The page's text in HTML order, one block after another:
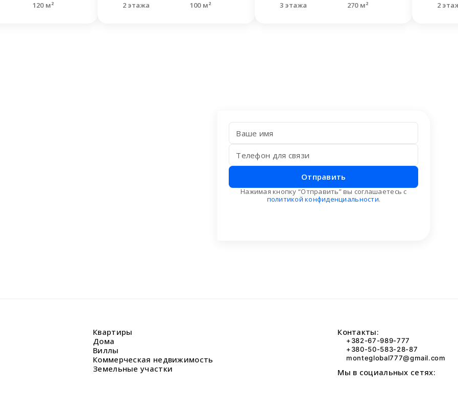
120 м²
2 этажа
100 м²
3 этажа
270 м²
2
Отправить
Нажимая кнопку “Отправить” вы соглашаетесь с
политикой конфиденциальности.
Квартиры
Дома
Виллы
Коммерческая недвижимость
Земельные участки
Контакты:
+382-67-989-777
+380-50-583-28-87
monteglobal777@gmail.com
Мы в социальных сетях: